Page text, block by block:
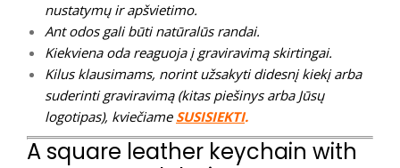
nustatymų ir apšvietimo.
Ant odos gali būti natūralūs randai.
Kiekviena oda reaguoja į graviravimą skirtingai.
Kilus klausimams, norint užsakyti didesnį kiekį arba
suderinti graviravimą (kitas piešinys arba Jūsų
logotipas), kviečiame SUSISIEKTI.
A square leather keychain with